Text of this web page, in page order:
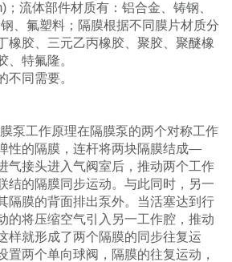
；流体部件材质有：铝合金、铸钢、
、 氟塑料；隔膜根据不同膜片材质分
橡胶、三元乙丙橡胶、聚胶、聚醚橡
、特氟隆。
不同需要。
泵工作原理在隔膜泵的两个对称工作
性的隔膜， 连杆将两块隔膜结成—
气接头进入气阀室后，推动两个工作
结的隔膜同步运动。与此同时，另一
隔膜的背面排出泵外。当活塞达到行
的将压缩空气引入另一工作腔，推动
样就形成了两个隔膜的同步往复运
置两个单向球阀，隔膜的往复运动，